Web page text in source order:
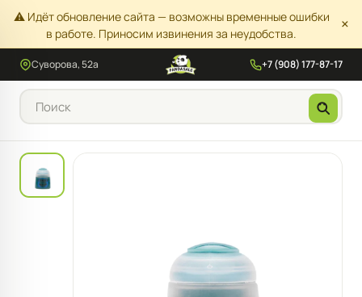
⚠️ Идёт обновление сайта — возможны временные ошибки
в работе. Приносим извинения за неудобства.
×
Суворова, 52а +7 (908) 177-87-17